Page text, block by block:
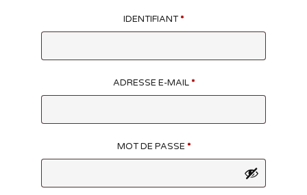
IDENTIFIANT *
ADRESSE E-MAIL *
MOT DE PASSE *